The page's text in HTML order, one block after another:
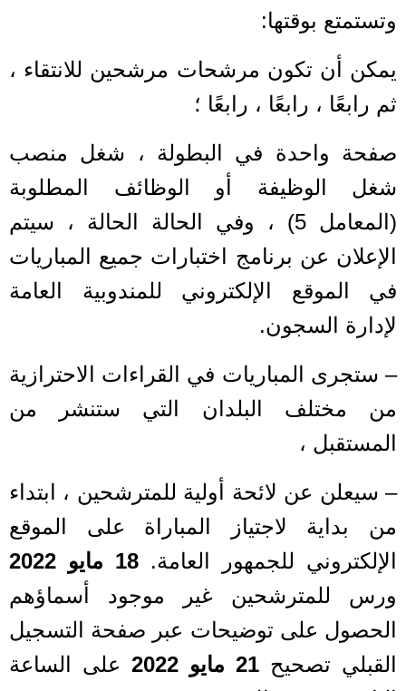
وتستمتع بوقتها:
يمكن أن تكون مرشحات مرشحين للانتقاء ،
ثم رابعًا ، رابعًا ، رابعًا ؛
صفحة واحدة في البطولة ، شغل منصب
شغل الوظيفة أو الوظائف المطلوبة
(المعامل 5) ، وفي الحالة الحالة ، سيتم
الإعلان عن برنامج اختبارات جميع المباريات
في الموقع الإلكتروني للمندوبية العامة
لإدارة السجون.
– ستجرى المباريات في القراءات الاحترازية
من مختلف البلدان التي ستنشر من
المستقبل ،
– سيعلن عن لائحة أولية للمترشحين ، ابتداء
من بداية لاجتياز المباراة على الموقع
الإلكتروني للجمهور العامة. 18 مايو 2022
ورس للمترشحين غير موجود أسماؤهم
الحصول على توضيحات عبر صفحة التسجيل
القبلي تصحيح 21 مايو 2022
على الساعة